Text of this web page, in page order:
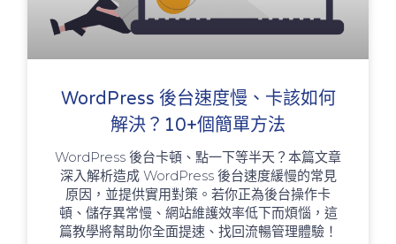
WordPress 後台速度慢、卡該如何
解決？10+個簡單方法
WordPress 後台卡頓、點一下等半天？本篇文章
深入解析造成 WordPress 後台速度緩慢的常見
原因，並提供實用對策。若你正為後台操作卡
頓、儲存異常慢、網站維護效率低下而煩惱，這
篇教學將幫助你全面提速、找回流暢管理體驗！